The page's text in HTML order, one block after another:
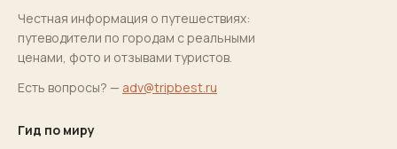
Честная информация о путешествиях:
путеводители по городам с реальными
ценами, фото и отзывами туристов.
Есть вопросы? — adv@tripbest.ru
Гид по миру